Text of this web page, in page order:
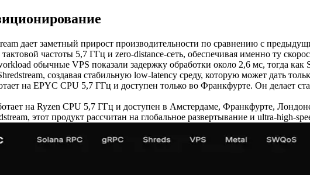
дает заметный прирост производительности по сравнению с
частоты 5,7 ГГц и zero-distance-сеть, обеспечивая именно ту
обычные VPS показали задержку обработки около 2,6 мс, тогда
создавая стабильную low-latency среду, которую может дать
на EPYC CPU 5,7 ГГц и доступен только во Франкфурте. Он делает
на Ryzen CPU 5,7 ГГц и доступен в Амстердаме, Франкфурте,
этот продукт рассчитан на глобальное развертывание и ultra-high-